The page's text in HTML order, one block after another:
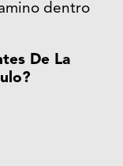
dentro
De La